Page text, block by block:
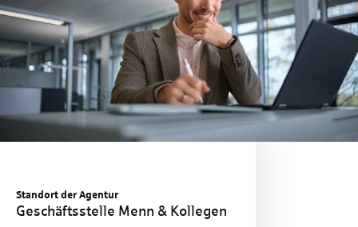
Standort der Agentur
Geschäftsstelle Menn & Kollegen